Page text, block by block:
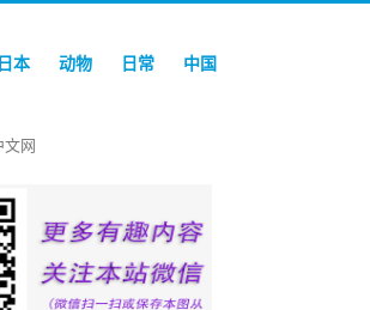
日本 动物 日常 中国
文网